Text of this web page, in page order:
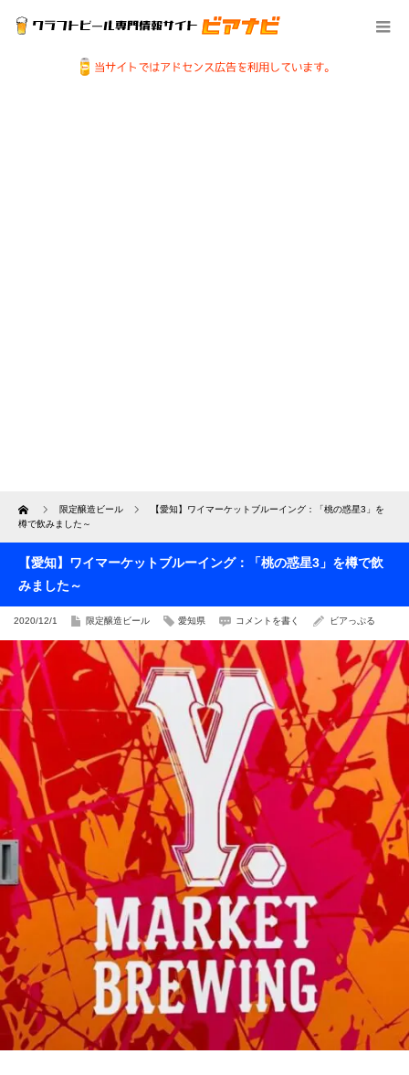
Home 限定醸造ビール
【愛知】ワイマーケットブルーイング：「桃の惑星3」を
樽で飲みました～
【愛知】ワイマーケットブルーイング：「桃の惑星3」を樽で飲
みました～
2020/12/1 限定醸造ビール 愛知県 コメントを書く ビアっぷる